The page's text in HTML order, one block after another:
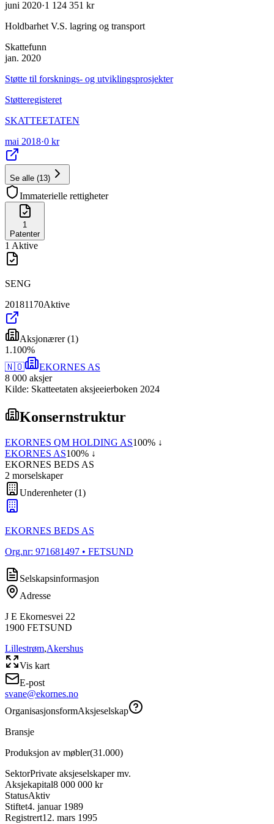
juni 2020·1 124 351 kr
Holdbarhet V.S. lagring og transport
Skattefunn
jan. 2020
Støtte til forsknings- og utviklingsprosjekter
Støtteregisteret
SKATTEETATEN
mai 2018·0 kr
Se alle (13)
Immaterielle rettigheter
1
Patenter
1 Aktive
SENG
20181170Aktive
Aksjonærer(1)
1 .100%
🇳🇴
EKORNES AS
8 000 aksjer
Kilde: Skatteetaten aksjeeierboken 2024
Konsernstruktur
EKORNES QM HOLDING AS100% ↓
EKORNES AS100% ↓
EKORNES BEDS AS
2 morselskaper
Underenheter(1)
EKORNES BEDS AS
Org.nr: 971681497 • FETSUND
Selskapsinformasjon
Adresse
J E Ekornesvei 22
1900 FETSUND
Lillestrøm,Akershus
Vis kart
E-post
svane@ekornes.no
OrganisasjonsformAksjeselskap
Bransje
Produksjon av møbler(31.000)
SektorPrivate aksjeselskaper mv.
Aksjekapital8 000 000 kr
StatusAktiv
Stiftet4. januar 1989
Registrert12. mars 1995